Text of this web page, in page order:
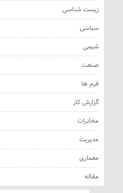
زیست شناسی
سیاسی
شیمی
صنعت
فرم ها
گزارش کار
مخابرات
مدیریت
معماری
مقاله